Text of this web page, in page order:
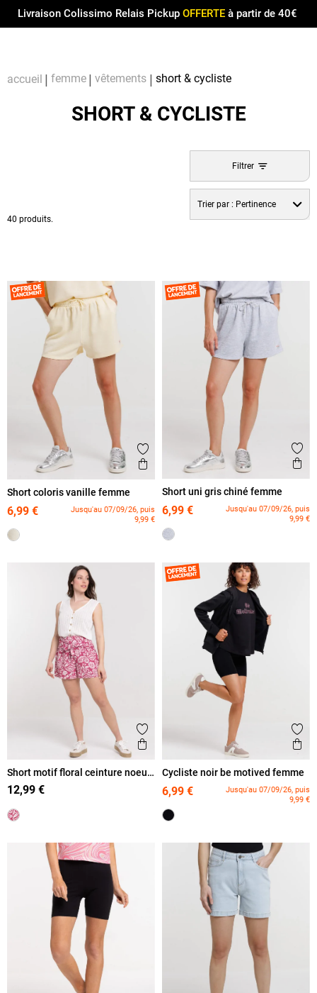
Livraison Colissimo Relais Pickup OFFERTEà partir de 40€
accueil femme vêtements short & cycliste
SHORT & CYCLISTE
40 produits.
Filtrer
Trier par : Pertinence
Ajouter aux favoris
Aperçu rapide
Short coloris vanille femme
6,99 €
Jusqu'au 07/09/26, puis
9,99 €
Short uni gris chiné femme
6,99 €
Jusqu'au 07/09/26, puis
9,99 €
Ajouter aux favoris
Aperçu rapide
Short motif floral ceinture noeud
femme
12,99 €
Cycliste noir be motived femme
6,99 €
Jusqu'au 07/09/26, puis
9,99 €